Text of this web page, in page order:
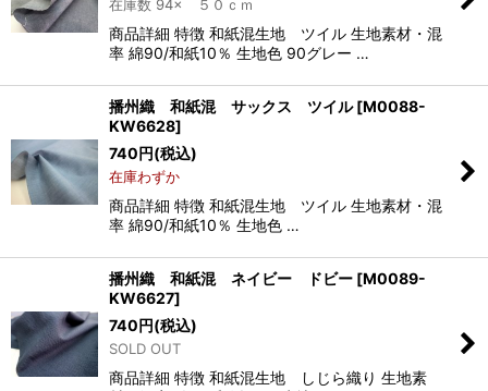
在庫数 94× ５０ｃｍ
商品詳細 特徴 和紙混生地 ツイル 生地素材・混
率 綿90/和紙10％ 生地色 90グレー …
播州織 和紙混 サックス ツイル [M0088-
KW6628]
740円(税込)
在庫わずか
商品詳細 特徴 和紙混生地 ツイル 生地素材・混
率 綿90/和紙10％ 生地色 …
播州織 和紙混 ネイビー ドビー [M0089-
KW6627]
740円(税込)
SOLD OUT
商品詳細 特徴 和紙混生地 しじら織り 生地素